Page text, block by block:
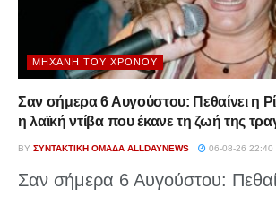
ΜΗΧΑΝΉ ΤΟΥ ΧΡΌΝΟΥ
Σαν σήμερα 6 Αυγούστου: Πεθαίνει η
η λαϊκή ντίβα που έκανε τη ζωή της
BY ΣΥΝΤΑΚΤΙΚΉ ΟΜΆΔΑ ALLDAYNEWS 06-08-26 22:40
Σαν σήμερα 6 Αυγούστου: